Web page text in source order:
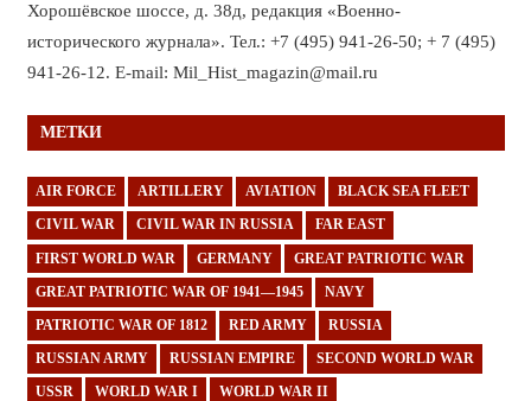
Хорошёвское шоссе, д. 38д, редакция «Военно-
исторического журнала». Тел.: +7 (495) 941-26-50; + 7 (495)
941-26-12. E-mail: Mil_Hist_magazin@mail.ru
МЕТКИ
AIR FORCE ARTILLERY AVIATION BLACK SEA FLEET
CIVIL WAR CIVIL WAR IN RUSSIA FAR EAST
FIRST WORLD WAR GERMANY GREAT PATRIOTIC WAR
GREAT PATRIOTIC WAR OF 1941—1945 NAVY
PATRIOTIC WAR OF 1812 RED ARMY RUSSIA
RUSSIAN ARMY RUSSIAN EMPIRE SECOND WORLD WAR
USSR WORLD WAR I WORLD WAR II